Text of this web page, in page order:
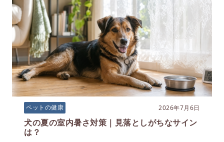
ペットの健康 2026年7月6日
犬の夏の室内暑さ対策｜見落としがちなサイン
は？